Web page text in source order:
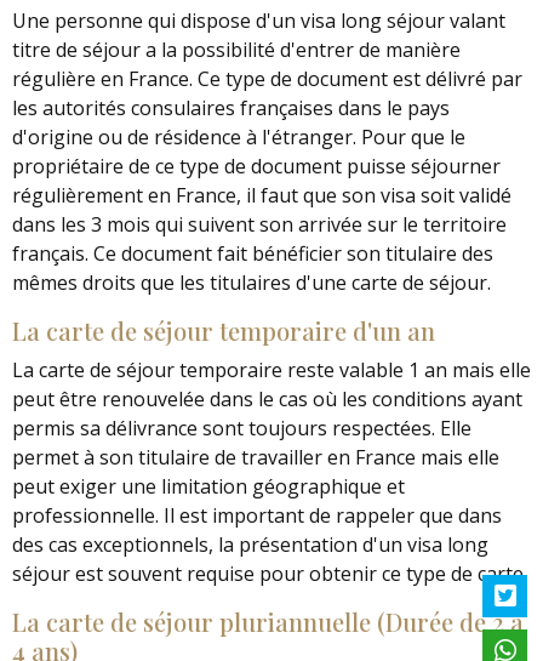
Une personne qui dispose d'un visa long séjour valant
titre de séjour a la possibilité d'entrer de manière
régulière en France. Ce type de document est délivré par
les autorités consulaires françaises dans le pays
d'origine ou de résidence à l'étranger. Pour que le
propriétaire de ce type de document puisse séjourner
régulièrement en France, il faut que son visa soit validé
dans les 3 mois qui suivent son arrivée sur le territoire
français. Ce document fait bénéficier son titulaire des
mêmes droits que les titulaires d'une carte de séjour.
La carte de séjour temporaire d'un an
La carte de séjour temporaire reste valable 1 an mais elle
peut être renouvelée dans le cas où les conditions ayant
permis sa délivrance sont toujours respectées. Elle
permet à son titulaire de travailler en France mais elle
peut exiger une limitation géographique et
professionnelle. Il est important de rappeler que dans
des cas exceptionnels, la présentation d'un visa long
séjour est souvent requise pour obtenir ce type de carte.
La carte de séjour pluriannuelle (Durée de 2 à
4 ans)